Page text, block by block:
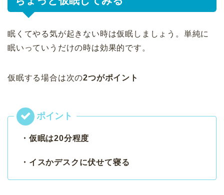
眠くてやる気が起きない時は仮眠しましょう。単純に
眠いっていうだけの時は効果的です。
仮眠する場合は次の2つがポイント
・仮眠は20分程度
・イスかデスクに伏せて寝る